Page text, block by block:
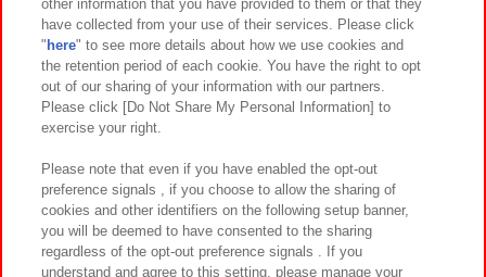
関連会社 サステナビリティ サイトポリシー
プライバシーポリシー ウェブアクセシビリティ方針と検証結果
お取引先さまとともに
カスタマーハラスメント対応方針 よくあるご質問・お問い合わせ
other information that you have provided to them or that they
have collected from your use of their services. Please click
" here" to see more details about how we use cookies and
the retention period of each cookie. You have the right to opt
out of our sharing of your information with our partners.
Please click [Do Not Share My Personal Information] to
exercise your right.
Please note that even if you have enabled the opt-out
preference signals , if you choose to allow the sharing of
cookies and other identifiers on the following setup banner,
you will be deemed to have consented to the sharing
regardless of the opt-out preference signals . If you
understand and agree to this setting, please manage your